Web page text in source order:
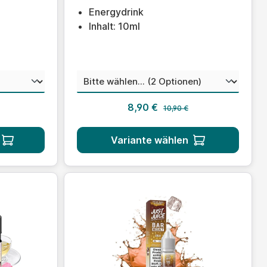
Energydrink
Inhalt: 10ml
Nikotinstärkeauswählen
Verkaufspreis:
8,90 € Regulärer Preis:
10,90 €
Variante wählen